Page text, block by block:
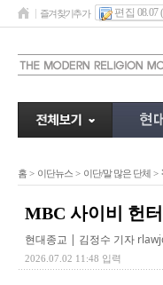
즐겨찾기추가 편집 08.07
홈 > 이단뉴스 > 이단/말 많은 단체 >
MBC 사이비 헌
현대종교 | 김정수 기자
2026.07.02 11:48 입력